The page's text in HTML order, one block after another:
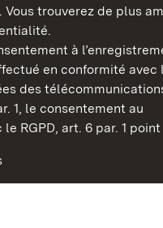
Vous trouverez de plus
à
en conformité avec
des
1, le consentement au
RGPD, art. 6 par. 1 point
Wurtemberg